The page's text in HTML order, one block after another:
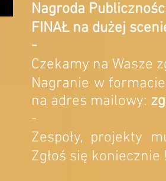
Nagroda
FINAŁ na dużej
-
Czekamy na Wasze
Nagranie w
na adres mailowy:
-
Zespoły, projekty
Zgłoś się koniecznie